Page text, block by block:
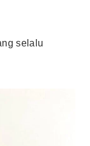
selalu